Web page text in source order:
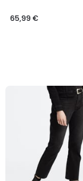
65,99 €